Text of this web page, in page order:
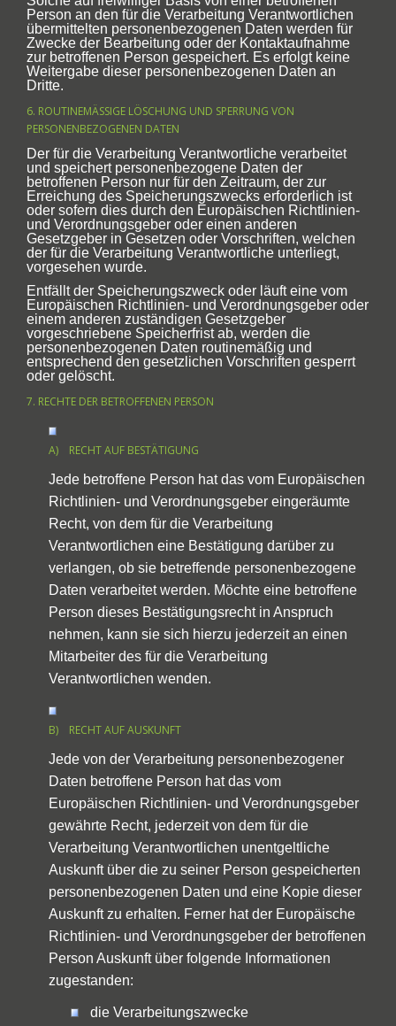
Person an den für die Verarbeitung Verantwortlichen
übermittelten personenbezogenen Daten werden für
Zwecke der Bearbeitung oder der Kontaktaufnahme
zur betroffenen Person gespeichert. Es erfolgt keine
Weitergabe dieser personenbezogenen Daten an
Dritte.
6. ROUTINEMÄSSIGE LÖSCHUNG UND SPERRUNG VON P
ERSONENBEZOGENEN DATEN
Der für die Verarbeitung Verantwortliche verarbeitet
und speichert personenbezogene Daten der
betroffenen Person nur für den Zeitraum, der zur
Erreichung des Speicherungszwecks erforderlich ist
oder sofern dies durch den Europäischen Richtlinien-
und Verordnungsgeber oder einen anderen
Gesetzgeber in Gesetzen oder Vorschriften, welchen
der für die Verarbeitung Verantwortliche unterliegt,
vorgesehen wurde.
Entfällt der Speicherungszweck oder läuft eine vom
Europäischen Richtlinien- und Verordnungsgeber oder
einem anderen zuständigen Gesetzgeber
vorgeschriebene Speicherfrist ab, werden die
personenbezogenen Daten routinemäßig und
entsprechend den gesetzlichen Vorschriften gesperrt
oder gelöscht.
7. RECHTE DER BETROFFENEN PERSON
A) RECHT AUF BESTÄTIGUNG
Jede betroffene Person hat das vom Europäischen
Richtlinien- und Verordnungsgeber eingeräumte
Recht, von dem für die Verarbeitung
Verantwortlichen eine Bestätigung darüber zu
verlangen, ob sie betreffende personenbezogene
Daten verarbeitet werden. Möchte eine betroffene
Person dieses Bestätigungsrecht in Anspruch
nehmen, kann sie sich hierzu jederzeit an einen
Mitarbeiter des für die Verarbeitung
Verantwortlichen wenden.
B) RECHT AUF AUSKUNFT
Jede von der Verarbeitung personenbezogener
Daten betroffene Person hat das vom
Europäischen Richtlinien- und Verordnungsgeber
gewährte Recht, jederzeit von dem für die
Verarbeitung Verantwortlichen unentgeltliche
Auskunft über die zu seiner Person gespeicherten
personenbezogenen Daten und eine Kopie dieser
Auskunft zu erhalten. Ferner hat der Europäische
Richtlinien- und Verordnungsgeber der betroffenen
Person Auskunft über folgende Informationen
zugestanden:
die Verarbeitungszwecke